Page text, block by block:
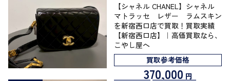
【シャネル CHANEL】シャネル
マトラッセ レザー ラムスキン
を新宿西口店で買取！買取実績
【新宿西口店】｜高価買取なら、
こやし屋へ
買取参考価格
370,000 円